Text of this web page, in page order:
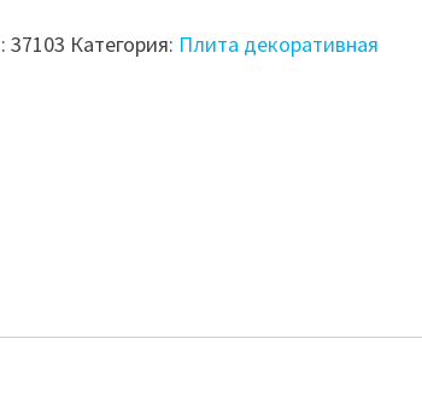
37103 Категория: Плита декоративная